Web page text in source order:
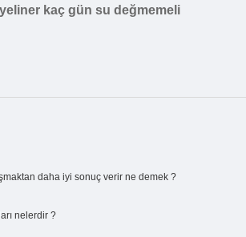
kaç gün su değmemeli
daha iyi sonuç verir ne demek ?
nelerdir ?